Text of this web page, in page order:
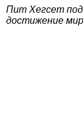
Пит Хегсет
достижение